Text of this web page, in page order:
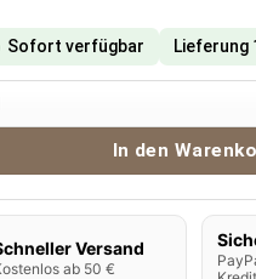
Sofort verfügbar Lieferung
Salt Aroma Sour Apple
In den
Versand
ab 50 €